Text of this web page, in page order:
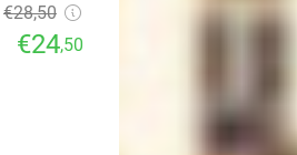
€28,50
€24,50